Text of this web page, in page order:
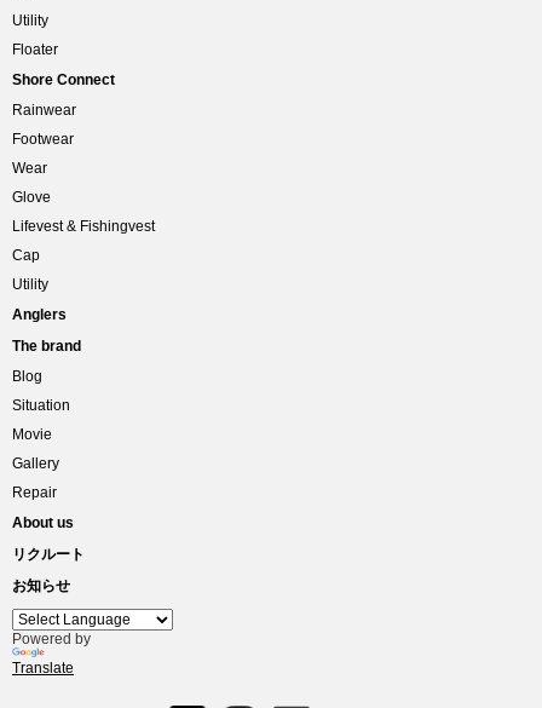
Utility
Floater
Shore Connect
Rainwear
Footwear
Wear
Glove
Lifevest & Fishingvest
Cap
Utility
Anglers
The brand
Blog
Situation
Movie
Gallery
Repair
About us
リクルート
お知らせ
Powered by
Translate